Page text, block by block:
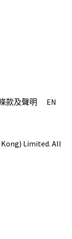
款及聲明 EN
Limited. All